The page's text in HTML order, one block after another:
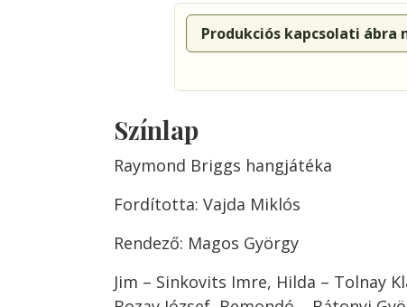
Produkciós kapcsolati ábra
Színlap
Raymond Briggs hangjátéka
Fordította: Vajda Miklós
Rendező: Magos György
Jim – Sinkovits Imre, Hilda – Tolnay